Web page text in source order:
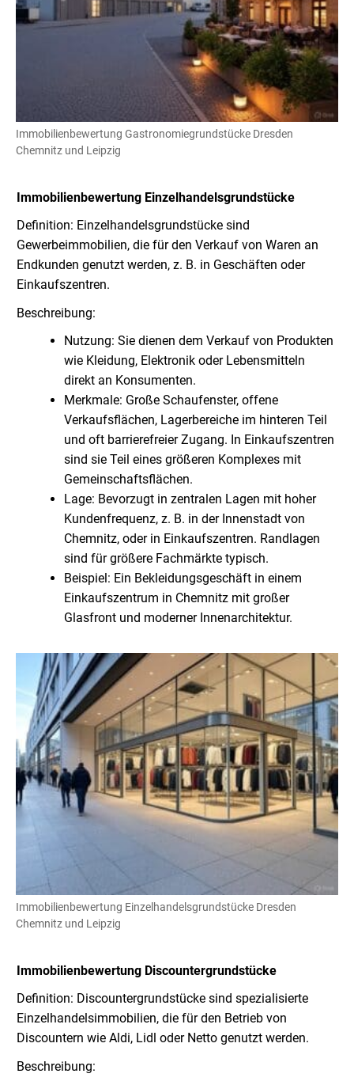
Immobilienbewertung Gastronomiegrundstücke Dresden
Chemnitz und Leipzig
Immobilienbewertung Einzelhandelsgrundstücke
Definition: Einzelhandelsgrundstücke sind
Gewerbeimmobilien, die für den Verkauf von Waren an
Endkunden genutzt werden, z. B. in Geschäften oder
Einkaufszentren.
Beschreibung:
Nutzung: Sie dienen dem Verkauf von Produkten
wie Kleidung, Elektronik oder Lebensmitteln
direkt an Konsumenten.
Merkmale: Große Schaufenster, offene
Verkaufsflächen, Lagerbereiche im hinteren Teil
und oft barrierefreier Zugang. In Einkaufszentren
sind sie Teil eines größeren Komplexes mit
Gemeinschaftsflächen.
Lage: Bevorzugt in zentralen Lagen mit hoher
Kundenfrequenz, z. B. in der Innenstadt von
Chemnitz, oder in Einkaufszentren. Randlagen
sind für größere Fachmärkte typisch.
Beispiel: Ein Bekleidungsgeschäft in einem
Einkaufszentrum in Chemnitz mit großer
Glasfront und moderner Innenarchitektur.
Immobilienbewertung Einzelhandelsgrundstücke Dresden
Chemnitz und Leipzig
Immobilienbewertung Discountergrundstücke
Definition: Discountergrundstücke sind spezialisierte
Einzelhandelsimmobilien, die für den Betrieb von
Discountern wie Aldi, Lidl oder Netto genutzt werden.
Beschreibung: